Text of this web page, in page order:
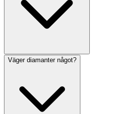
Väger diamanter något?